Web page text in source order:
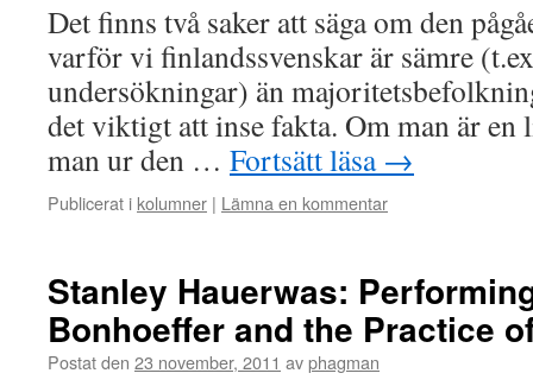
Det finns två saker att säga om den
varför vi finlandssvenskar är sämre
undersökningar) än
det viktigt att inse fakta. Om man är
man ur den … Fortsätt läsa →
Publicerat i kolumner | Lämna en kommentar
Stanley Hauerwas:
Bonhoeffer and the Practice
Postat den 23 november, 2011 avphagman